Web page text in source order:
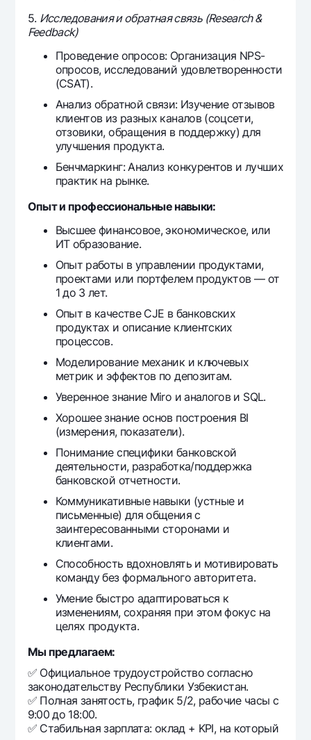
5. Исследования и обратная связь (Research &
Feedback)
Проведение опросов: Организация NPS-
опросов, исследований удовлетворенности
(CSAT).
Анализ обратной связи: Изучение отзывов
клиентов из разных каналов (соцсети,
отзовики, обращения в поддержку) для
улучшения продукта.
Бенчмаркинг: Анализ конкурентов и лучших
практик на рынке.
Опыт и профессиональные навыки:
Высшее финансовое, экономическое, или
ИТ образование.
Опыт работы в управлении продуктами,
проектами или портфелем продуктов — от
1 до 3 лет.
Опыт в качестве CJE в банковских
продуктах и описание клиентских
процессов.
Моделирование механик и ключевых
метрик и эффектов по депозитам.
Уверенное знание Miro и аналогов и SQL.
Хорошее знание основ построения BI
(измерения, показатели).
Понимание специфики банковской
деятельности, разработка/поддержка
банковской отчетности.
Коммуникативные навыки (устные и
письменные) для общения с
заинтересованными сторонами и
клиентами.
Способность вдохновлять и мотивировать
команду без формального авторитета.
Умение быстро адаптироваться к
изменениям, сохраняя при этом фокус на
целях продукта.
Мы предлагаем:
✅ Официальное трудоустройство согласно
законодательству Республики Узбекистан.
✅ Полная занятость, график 5/2, рабочие часы с
9:00 до 18:00.
✅ Стабильная зарплата: оклад + KPI, на который